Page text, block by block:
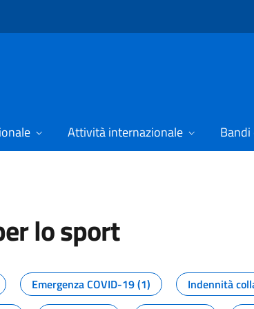
Attività internazionale Bandi
lo sport
dal Dipartimento per
Emergenza COVID-19 (1) Indennità